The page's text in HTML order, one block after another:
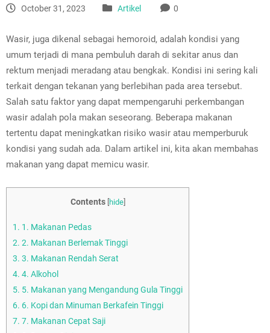
October 31, 2023 Artikel 0
Wasir, juga dikenal sebagai hemoroid, adalah kondisi yang
umum terjadi di mana pembuluh darah di sekitar anus dan
rektum menjadi meradang atau bengkak. Kondisi ini sering kali
terkait dengan tekanan yang berlebihan pada area tersebut.
Salah satu faktor yang dapat mempengaruhi perkembangan
wasir adalah pola makan seseorang. Beberapa makanan
tertentu dapat meningkatkan risiko wasir atau memperburuk
kondisi yang sudah ada. Dalam artikel ini, kita akan membahas
makanan yang dapat memicu wasir.
Contents hide]
1. 1. Makanan Pedas
2. 2. Makanan Berlemak Tinggi
3. 3. Makanan Rendah Serat
4. 4. Alkohol
5. 5. Makanan yang Mengandung Gula Tinggi
6. 6. Kopi dan Minuman Berkafein Tinggi
7. 7. Makanan Cepat Saji